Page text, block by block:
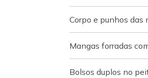
Corpo e punhos das
Mangas forradas
Bolsos duplos no